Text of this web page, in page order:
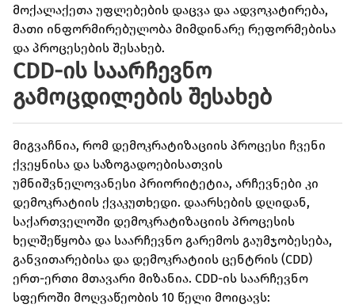
მოქალაქეთა უფლებების დაცვა და ადვოკატირება,
მათი ინფორმირებულობა მიმდინარე რეფორმებისა
და პროცესების შესახებ.
CDD-ის საარჩევნო
გამოცდილების შესახებ
მიგვაჩნია, რომ დემოკრატიზაციის პროცესი ჩვენი
ქვეყნისა და საზოგადოებისათვის
უმნიშვნელოვანესი პრიორიტეტია, არჩევნები კი
დემოკრატიის ქვაკუთხედი. დაარსების დღიდან,
საქართველოში დემოკრატიზაციის პროცესის
ხელშეწყობა და საარჩევნო გარემოს გაუმჯობესება,
განვითარებისა და დემოკრატიის ცენტრის (CDD)
ერთ-ერთი მთავარი მიზანია. CDD-ის საარჩევნო
სფეროში მოღვაწეობის 10 წელი მოიცავს: